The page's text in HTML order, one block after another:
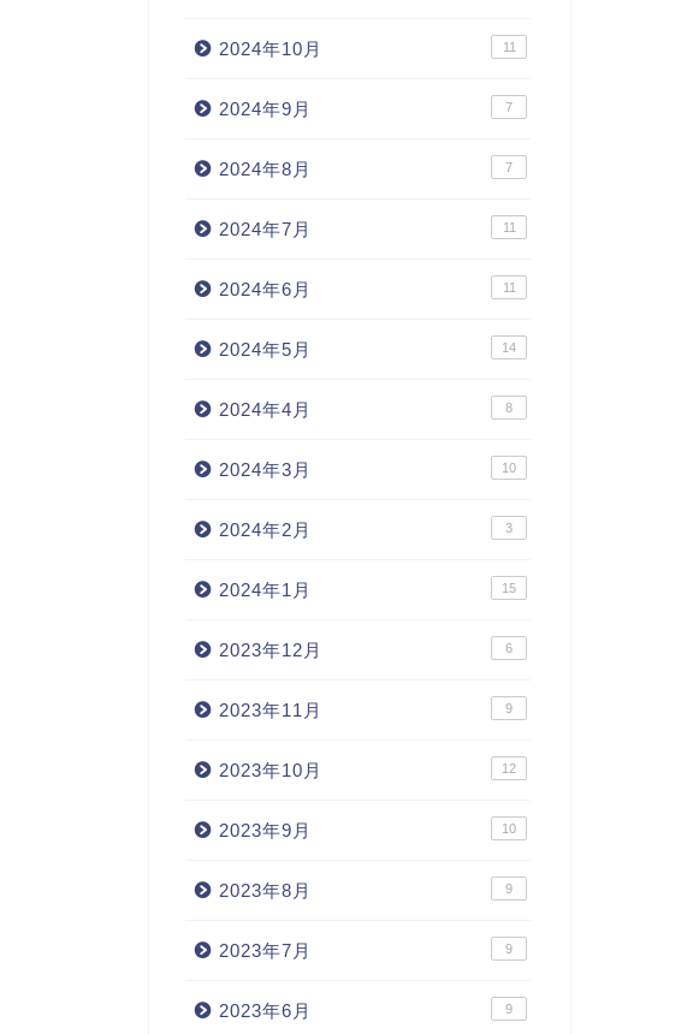
2024年10月 11
2024年9月 7
2024年8月 7
2024年7月 11
2024年6月 11
2024年5月 14
2024年4月 8
2024年3月 10
2024年2月 3
2024年1月 15
2023年12月 6
2023年11月 9
2023年10月 12
2023年9月 10
2023年8月 9
2023年7月 9
2023年6月 9